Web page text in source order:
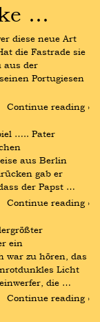
…
diese neue Art
die Fastrade sie
aus der
Portugiesen
Continue reading ›
….. Pater
aus Berlin
gab er
der Papst …
Continue reading ›
ein
war zu hören, das
Licht
die …
Continue reading ›